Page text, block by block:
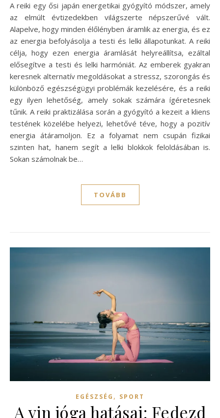
A reiki egy ősi japán energetikai gyógyító módszer, amely
az elmúlt évtizedekben világszerte népszerűvé vált.
Alapelve, hogy minden élőlényben áramlik az energia, és ez
az energia befolyásolja a testi és lelki állapotunkat. A reiki
célja, hogy ezen energia áramlását helyreállítsa, ezáltal
elősegítve a testi és lelki harmóniát. Az emberek gyakran
keresnek alternatív megoldásokat a stressz, szorongás és
különböző egészségügyi problémák kezelésére, és a reiki
egy ilyen lehetőség, amely sokak számára ígéretesnek
tűnik. A reiki praktizálása során a gyógyító a kezeit a kliens
testének közelébe helyezi, lehetővé téve, hogy a pozitív
energia átáramoljon. Ez a folyamat nem csupán fizikai
szinten hat, hanem segít a lelki blokkok feloldásában is.
Sokan számolnak be…
TOVÁBB
EGÉSZSÉG , SPORT
A yin jóga hatásai: Fedezd